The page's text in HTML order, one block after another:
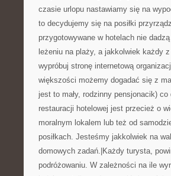
czasie urlopu nastawiamy się na
to decydujemy się na posiłki
przygotowywane w hotelach nie
leżeniu na plaży, a jakkolwiek każdy
wypróbuj stronę internetową
większości możemy dogadać się z
jest to mały, rodzinny pensjonacik)
restauracji hotelowej jest przecież o
moralnym lokalem lub też od
posiłkach. Jesteśmy jakkolwiek na
domowych zadań.|Każdy turysta,
podróżowaniu. W zależności na ile